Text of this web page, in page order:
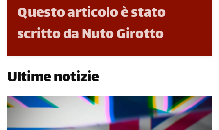
Questo articolo è stato
scritto da Nuto Girotto
Ultime notizie